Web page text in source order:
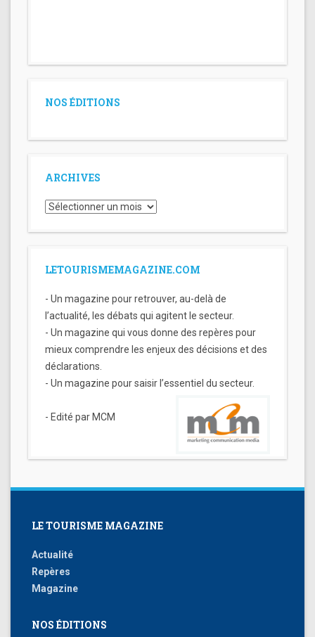
NOS ÉDITIONS
ARCHIVES
Archives
LETOURISMEMAGAZINE.COM
- Un magazine pour retrouver, au-delà de
l’actualité, les débats qui agitent le secteur.
- Un magazine qui vous donne des repères pour
mieux comprendre les enjeux des décisions et des
déclarations.
- Un magazine pour saisir l’essentiel du secteur.
- Edité par MCM
LE TOURISME MAGAZINE
Actualité
Repères
Magazine
NOS ÉDITIONS